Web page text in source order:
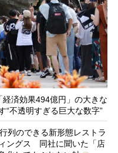
済効果494億円」の大きな
不透明すぎる巨大な数字”
列のできる新形態レストラ
ングス 同社に聞いた「店